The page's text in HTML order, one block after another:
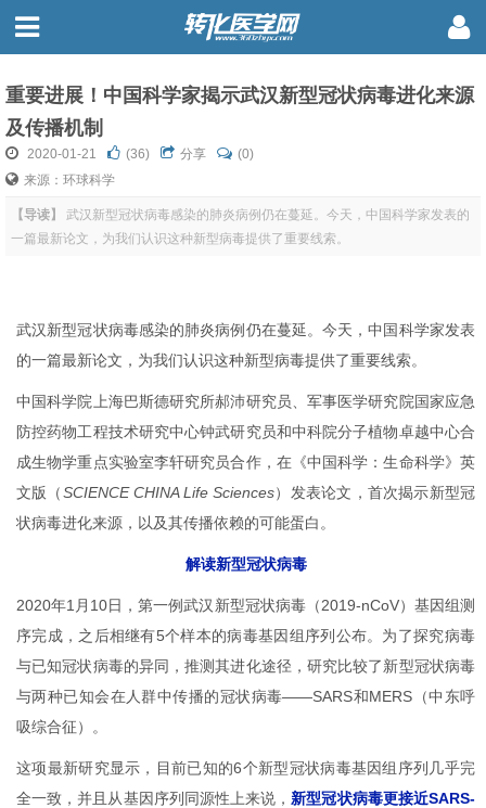
重要进展！中国科学家揭示武汉新型冠状病毒进化来源
及传播机制
2020-01-21 (36) 分享
(0)
来源：环球科学
【导读】
武汉新型冠状病毒感染的肺炎病例仍在蔓延。今天，中国科学家发表的
一篇最新论文，为我们认识这种新型病毒提供了重要线索。
武汉新型冠状病毒感染的肺炎病例仍在蔓延。今天，中国科学家发表
的一篇最新论文，为我们认识这种新型病毒提供了重要线索。
中国科学院上海巴斯德研究所郝沛研究员、军事医学研究院国家应急
防控药物工程技术研究中心钟武研究员和中科院分子植物卓越中心合
成生物学重点实验室李轩研究员合作，在《中国科学：生命科学》英
文版（SCIENCE CHINA Life Sciences）发表论文，首次揭示新型冠
状病毒进化来源，以及其传播依赖的可能蛋白。
解读新型冠状病毒
2020年1月10日，第一例武汉新型冠状病毒（2019-nCoV）基因组测
序完成，之后相继有5个样本的病毒基因组序列公布。为了探究病毒
与已知冠状病毒的异同，推测其进化途径，研究比较了新型冠状病毒
与两种已知会在人群中传播的冠状病毒——SARS和MERS（中东呼
吸综合征）。
这项最新研究显示，目前已知的6个新型冠状病毒基因组序列几乎完
全一致，并且从基因序列同源性上来说， 新型冠状病毒更接近SARS-